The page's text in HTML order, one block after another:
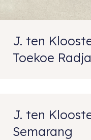
J. ten
Toekoe
J. ten
Semarang